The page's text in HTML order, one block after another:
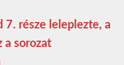
7. része leleplezte, a
a sorozat